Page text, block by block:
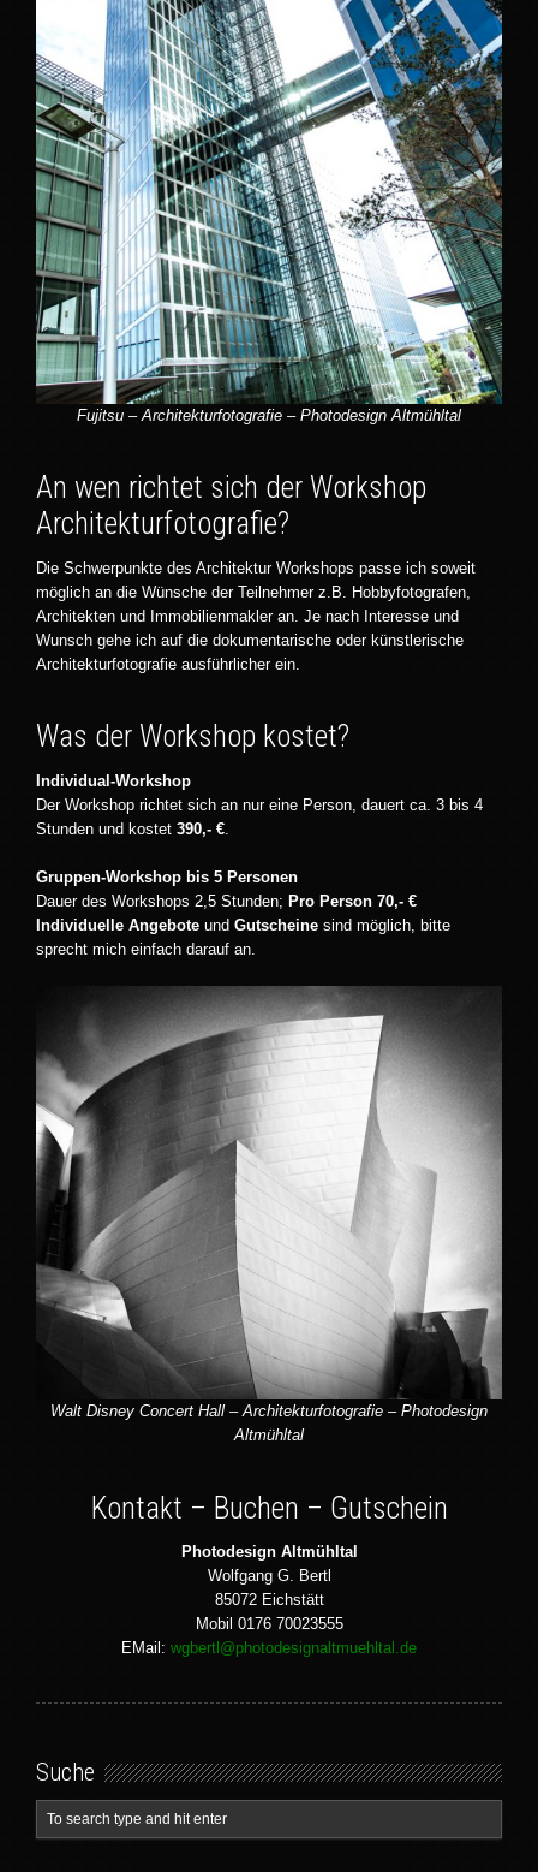
Fujitsu – Architekturfotografie – Photodesign Altmühltal
An wen richtet sich der Workshop
Architekturfotografie?
Die Schwerpunkte des Architektur Workshops passe ich soweit
möglich an die Wünsche der Teilnehmer z.B. Hobbyfotografen,
Architekten und Immobilienmakler an. Je nach Interesse und
Wunsch gehe ich auf die dokumentarische oder künstlerische
Architekturfotografie ausführlicher ein.
Was der Workshop kostet?
Individual-Workshop
Der Workshop richtet sich an nur eine Person, dauert ca. 3 bis 4
Stunden und kostet 390,- €
Gruppen-Workshop bis 5 Personen
Dauer des Workshops 2,5 Stunden; Pro Person 70,- €
Individuelle Angebote und Gutscheine sind möglich, bitte
sprecht mich einfach darauf an.
Walt Disney Concert Hall – Architekturfotografie – Photodesign
Altmühltal
Kontakt – Buchen – Gutschein
Photodesign Altmühltal
Wolfgang G. Bertl
85072 Eichstätt
Mobil 0176 70023555
EMail: wgbertl@photodesignaltmuehltal.de
Suche